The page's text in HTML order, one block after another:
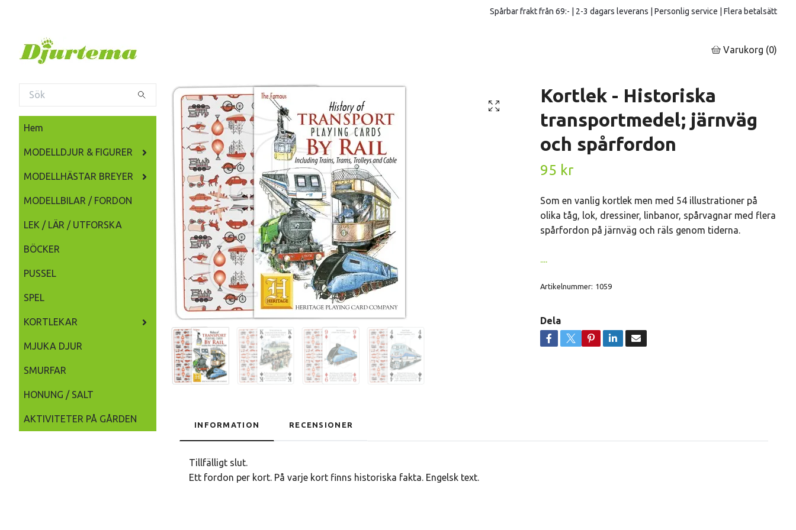
Spårbar frakt från 69:- | 2-3 dagars leverans | Personlig service | Flera betalsätt
Varukorg (0)
Hem
MODELLDJUR & FIGURER
MODELLHÄSTAR BREYER
MODELLBILAR / FORDON
LEK / LÄR / UTFORSKA
BÖCKER
PUSSEL
SPEL
KORTLEKAR
MJUKA DJUR
SMURFAR
HONUNG / SALT
AKTIVITETER PÅ GÅRDEN
Kortlek - Historiska
transportmedel; järnväg
och spårfordon
95 kr
Som en vanlig kortlek men med 54 illustrationer på
olika tåg, lok, dressiner, linbanor, spårvagnar med flera
spårfordon på järnväg och räls genom tiderna.
....
Artikelnummer: 1059
Dela
INFORMATION RECENSIONER
Tillfälligt slut.
Ett fordon per kort. På varje kort finns historiska fakta. Engelsk text.